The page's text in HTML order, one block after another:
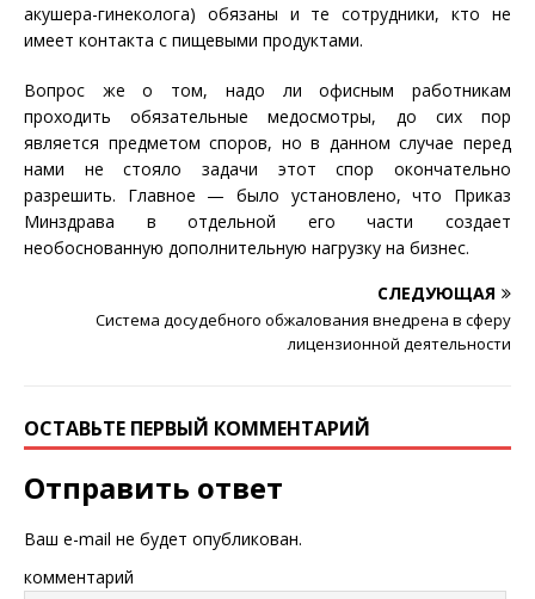
акушера-гинеколога) обязаны и те сотрудники, кто не
имеет контакта с пищевыми продуктами.
Вопрос же о том, надо ли офисным работникам
проходить обязательные медосмотры, до сих пор
является предметом споров, но в данном случае перед
нами не стояло задачи этот спор окончательно
разрешить. Главное — было установлено, что Приказ
Минздрава в отдельной его части создает
необоснованную дополнительную нагрузку на бизнес.
СЛЕДУЮЩАЯ
Система досудебного обжалования внедрена в сферу
лицензионной деятельности
ОСТАВЬТЕ ПЕРВЫЙ КОММЕНТАРИЙ
Отправить ответ
Ваш e-mail не будет опубликован.
комментарий